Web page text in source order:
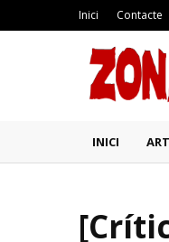
Inici Contacte
INICI